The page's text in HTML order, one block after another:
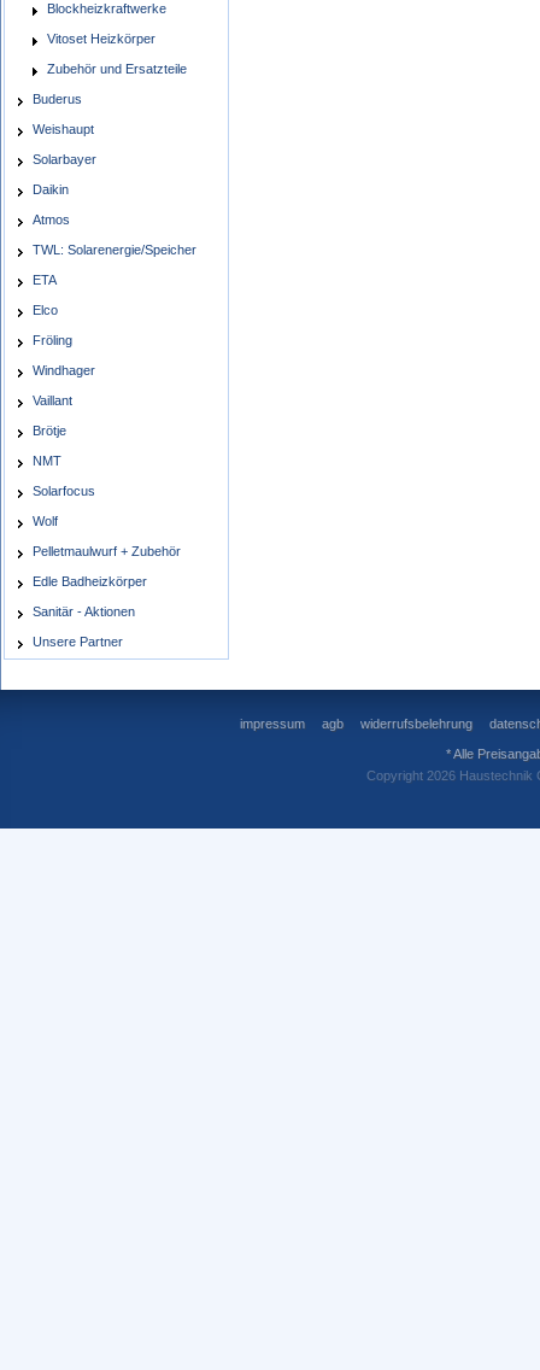
Blockheizkraftwerke
Vitoset Heizkörper
Zubehör und Ersatzteile
Buderus
Weishaupt
Solarbayer
Daikin
Atmos
TWL: Solarenergie/Speicher
ETA
Elco
Fröling
Windhager
Vaillant
Brötje
NMT
Solarfocus
Wolf
Pelletmaulwurf + Zubehör
Edle Badheizkörper
Sanitär - Aktionen
Unsere Partner
impressum agb widerrufsbelehrung
* Alle
Copyright 2026 Haustechnik